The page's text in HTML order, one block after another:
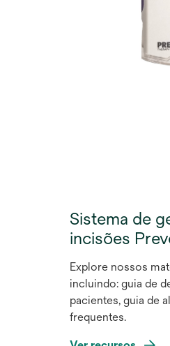
Sistema de
incisões
Explore nossos
incluindo: guia de
pacientes, guia de
frequentes.